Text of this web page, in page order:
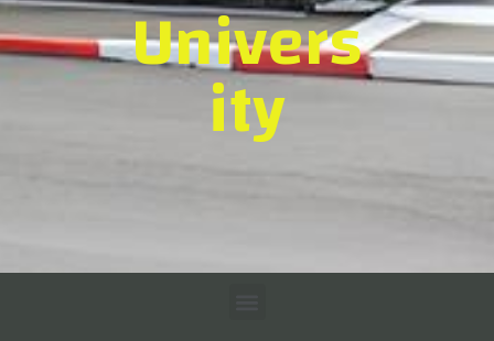
Univers
ity